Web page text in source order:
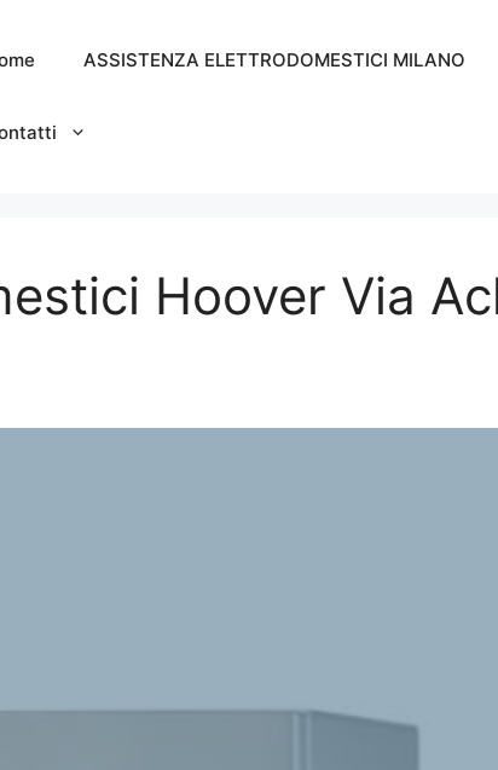
ASSISTENZA ELETTRODOMESTICI MILANO
Hoover Via